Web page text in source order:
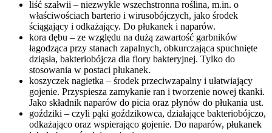
liść szałwii – niezwykle wszechstronna roślina, m.in. o
właściwościach barterio i wirusobójczych, jako środek
ściągający i odkażający. Do płukanek i naparów.
kora dębu – ze względu na dużą zawartość garbników
łagodząca przy stanach zapalnych, obkurczająca spuchnięte
dziąsła, bakteriobójcza dla flory bakteryjnej. Tylko do
stosowania w postaci płukanek.
koszyczek nagietka – środek przeciwzapalny i ułatwiający
gojenie. Przyspiesza zamykanie ran i tworzenie nowej tkanki.
Jako składnik naparów do picia oraz płynów do płukania ust.
goździki – czyli pąki goździkowca, działające bakteriobójczo,
odkażająco oraz wspierająco gojenie. Do naparów, płukanek